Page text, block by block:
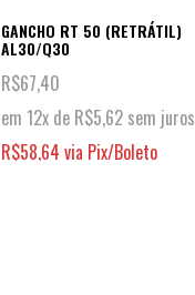
GANCHO RT 50 (RETRÁTIL)
AL30/Q30
R$67,40
em 12x de R$5,62 sem juros
R$58,64 via Pix/Boleto